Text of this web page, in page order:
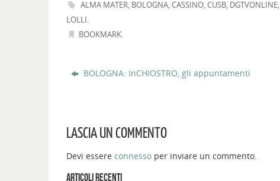
ALMA MATER, BOLOGNA,CASSINO,CUSB, DGTVONLINE,
LOLLI.
BOOKMARK.
BOLOGNA: InCHIOSTRO, gli appuntamenti
LASCIA UN COMMENTO
Devi essere connesso per inviare un commento.
ARTICOLI RECENTI